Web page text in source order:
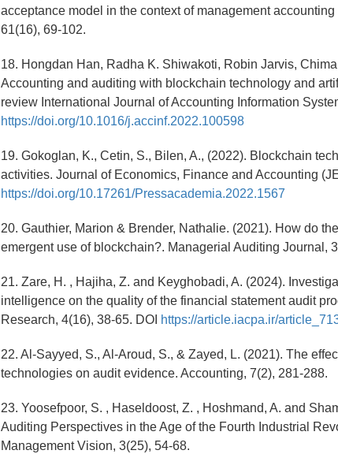
acceptance model in the context of management
61(16), 69-102.
18. Hongdan Han, Radha K. Shiwakoti, Robin Jarvis,
Accounting and auditing with blockchain technology and
review International Journal of Accounting Information
https://doi.org/10.1016/j.accinf.2022.100598
19. Gokoglan, K., Cetin, S., Bilen, A., (2022). Blockchain
activities. Journal of Economics, Finance and Accounting
https://doi.org/10.17261/Pressacademia.2022.1567
20. Gauthier, Marion & Brender, Nathalie. (2021). How do
emergent use of blockchain?. Managerial Auditing Journal,
21. Zare, H. , Hajiha, Z. and Keyghobadi, A. (2024).
intelligence on the quality of the financial statement audit
Research, 4(16), 38-65. DOI https://article.iacpa.ir/
22. Al-Sayyed, S., Al-Aroud, S., & Zayed, L. (2021). The
technologies on audit evidence. Accounting, 7(2), 281-288.
23. Yoosefpoor, S. , Haseldoost, Z. , Hoshmand, A. and
Auditing Perspectives in the Age of the Fourth Industrial
Management Vision, 3(25), 54-68.